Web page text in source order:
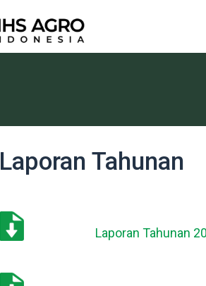
Laporan Tahunan
Laporan Tahunan